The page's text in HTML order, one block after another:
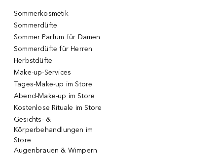
Sommerkosmetik
Sommerdüfte
Sommer Parfum für Damen
Sommerdüfte für Herren
Herbstdüfte
Make-up-Services
Tages-Make-up im Store
Abend-Make-up im Store
Kostenlose Rituale im Store
Gesichts- &
Körperbehandlungen im
Store
Augenbrauen & Wimpern